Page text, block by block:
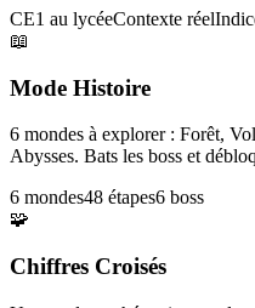
CE1 au lycéeContexte réel
📖
Mode Histoire
6 mondes à explorer : Forêt,
Abysses. Bats les boss et
6 mondes48 étapes6 boss
🧩
Chiffres Croisés